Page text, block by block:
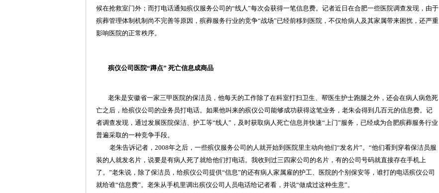
候在抢救室门外；而打电话通知殡仪服务公司的“线人”每次会获得一笔信息费。记者近日在合肥一些医院调查发现，由于
殡葬管理体制机制尚不完善等原因，殡葬服务行业的竞争“战场”已经前移到医院，不仅给病人及其家属带来困扰，还严重
影响医院的正常秩序。
殡仪公司医院“蹲点” 死亡信息成商品
老朱是安徽省一家三甲医院的保洁员，他每天的工作除了在科室打扫卫生、帮医生护士跑腿之外，还会在病人病危死
亡之后，给殡仪公司的业务员打电话。如果他叫来的殡仪公司能够成功获得这笔业务，老朱会得到几百元的信息费。记
者调查发现，通过发展医院保洁、护工等“线人”，及时获取病人死亡信息并快速“上门”服务，已经成为合肥殡葬服务行业
普遍采取的一种竞争手段。
老朱告诉记者，2008年之后，一些殡仪服务公司的人就开始到医院里主动向他们“发名片”。“他们看到穿着保洁员服
装的人就发名片，说要是有病人死了就给他们打电话。我收到过三四家公司的名片，有的公司号码就直接存在手机上
了。”老朱说，除了保洁员，给殡仪公司提供“信息”的还有病人家属雇的护工、医院的个别保安等，谁打的电话殡仪公司
就给谁“信息费”。老朱从手机里调出殡仪公司人员电话给记者看，并说“做成过这种生意”。